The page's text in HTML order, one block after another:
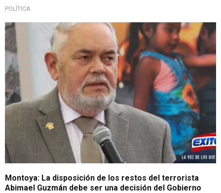
POLÍTICA
Montoya: La disposición de los restos del terrorista
Abimael Guzmán debe ser una decisión del Gobierno